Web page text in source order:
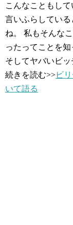
こんなこともし
言いふらしてい
ね。 私もそんな
ったってことを
そしてヤバいビ
続きを読む>>ビ
いて語る